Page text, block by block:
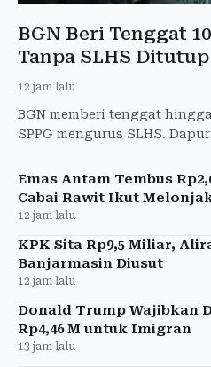
BGN Beri Tenggat
Tanpa SLHS
12 jam lalu
BGN memberi tenggat
SPPG mengurus SLHS.
Emas Antam Tembus
Cabai Rawit Ikut
12 jam lalu
KPK Sita Rp9,5 Miliar,
Banjarmasin Diusut
12 jam lalu
Donald Trump Wajibkan
Rp4,46 M untuk Imigran
13 jam lalu